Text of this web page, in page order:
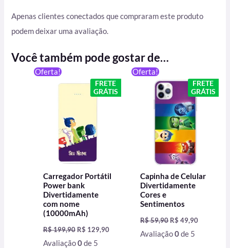
Apenas clientes conectados que compraram este produto
podem deixar uma avaliação.
Você também pode gostar de…
Oferta!
FRETE
GRÁTIS
Carregador Portátil
Power bank
Divertidamente
com nome
(10000mAh)
R$199,90
preço
original
era:
R$ 129,90
preço
atual
é:
Avaliação0de 5
Oferta!
FRETE
GRÁTIS
Capinha de Celular
Divertidamente
Cores e
Sentimentos
R$59,90
original
era:
R$ 59,90.
R$ 49,90
preço
atual
é:
Avaliação0de 5